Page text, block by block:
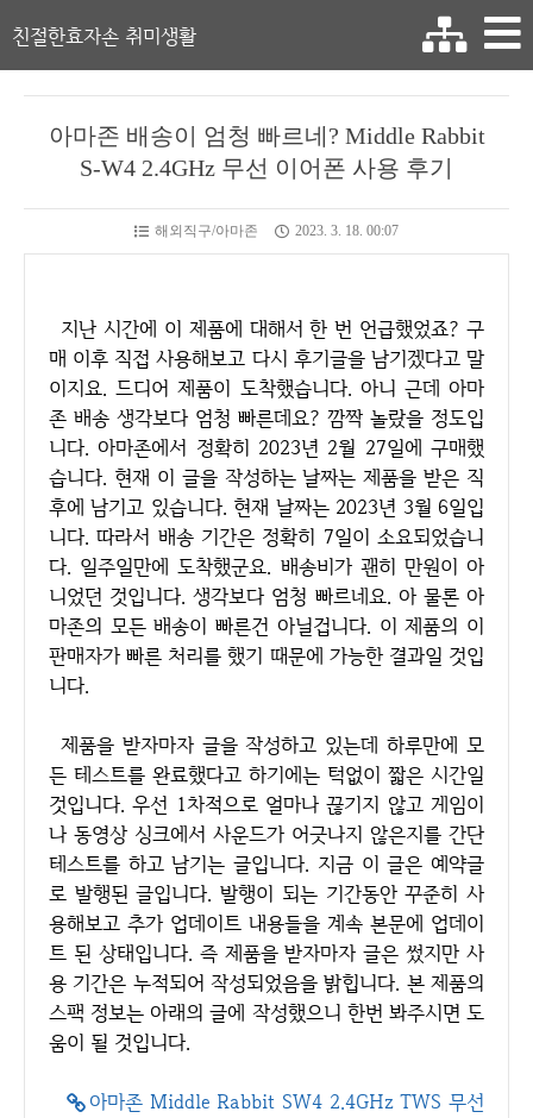
친절한효자손 취미생활
아마존 배송이 엄청 빠르네? Middle Rabbit
S-W4 2.4GHz 무선 이어폰 사용 후기
해외직구/아마존 2023. 3. 18. 00:07
지난 시간에 이 제품에 대해서 한 번 언급했었죠? 구
매 이후 직접 사용해보고 다시 후기글을 남기겠다고 말
이지요. 드디어 제품이 도착했습니다. 아니 근데 아마
존 배송 생각보다 엄청 빠른데요? 깜짝 놀랐을 정도입
니다. 아마존에서 정확히 2023년 2월 27일에 구매했
습니다. 현재 이 글을 작성하는 날짜는 제품을 받은 직
후에 남기고 있습니다. 현재 날짜는 2023년 3월 6일입
니다. 따라서 배송 기간은 정확히 7일이 소요되었습니
다. 일주일만에 도착했군요. 배송비가 괜히 만원이 아
니었던 것입니다. 생각보다 엄청 빠르네요. 아 물론 아
마존의 모든 배송이 빠른건 아닐겁니다. 이 제품의 이
판매자가 빠른 처리를 했기 때문에 가능한 결과일 것입
니다.
제품을 받자마자 글을 작성하고 있는데 하루만에 모
든 테스트를 완료했다고 하기에는 턱없이 짧은 시간일
것입니다. 우선 1차적으로 얼마나 끊기지 않고 게임이
나 동영상 싱크에서 사운드가 어긋나지 않은지를 간단
테스트를 하고 남기는 글입니다. 지금 이 글은 예약글
로 발행된 글입니다. 발행이 되는 기간동안 꾸준히 사
용해보고 추가 업데이트 내용들을 계속 본문에 업데이
트 된 상태입니다. 즉 제품을 받자마자 글은 썼지만 사
용 기간은 누적되어 작성되었음을 밝힙니다. 본 제품의
스팩 정보는 아래의 글에 작성했으니 한번 봐주시면 도
움이 될 것입니다.
아마존 Middle Rabbit SW4 2.4GHz TWS 무선